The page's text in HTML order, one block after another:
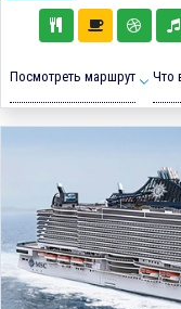
Посмотреть маршрут Что